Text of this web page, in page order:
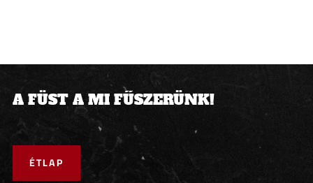
A FÜST A MI FŰSZERÜNK!
ÉTLAP